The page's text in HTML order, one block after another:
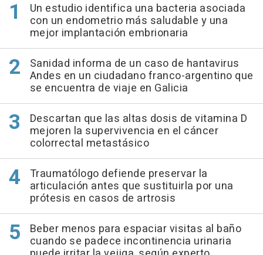
Un estudio identifica una bacteria asociada
con un endometrio más saludable y una
mejor implantación embrionaria
Sanidad informa de un caso de hantavirus
Andes en un ciudadano franco-argentino que
se encuentra de viaje en Galicia
Descartan que las altas dosis de vitamina D
mejoren la supervivencia en el cáncer
colorrectal metastásico
Traumatólogo defiende preservar la
articulación antes que sustituirla por una
prótesis en casos de artrosis
Beber menos para espaciar visitas al baño
cuando se padece incontinencia urinaria